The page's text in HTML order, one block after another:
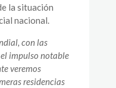
la situación
nacional.
con las
impulso notable
veremos
residencias